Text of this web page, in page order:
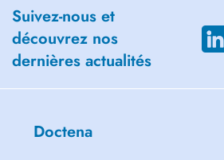
Suivez-nous et
découvrez nos
dernières actualités
Doctena